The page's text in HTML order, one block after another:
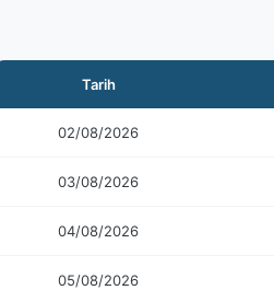
Tarih
02/08/2026
03/08/2026
04/08/2026
05/08/2026